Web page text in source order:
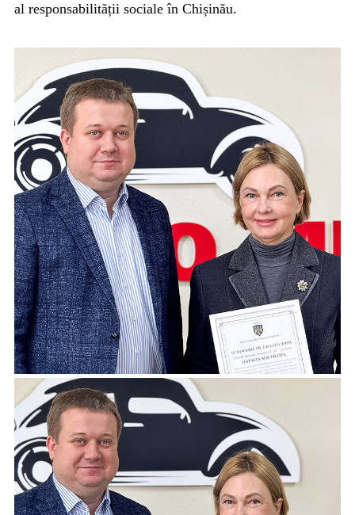
al responsabilității sociale în Chișinău.